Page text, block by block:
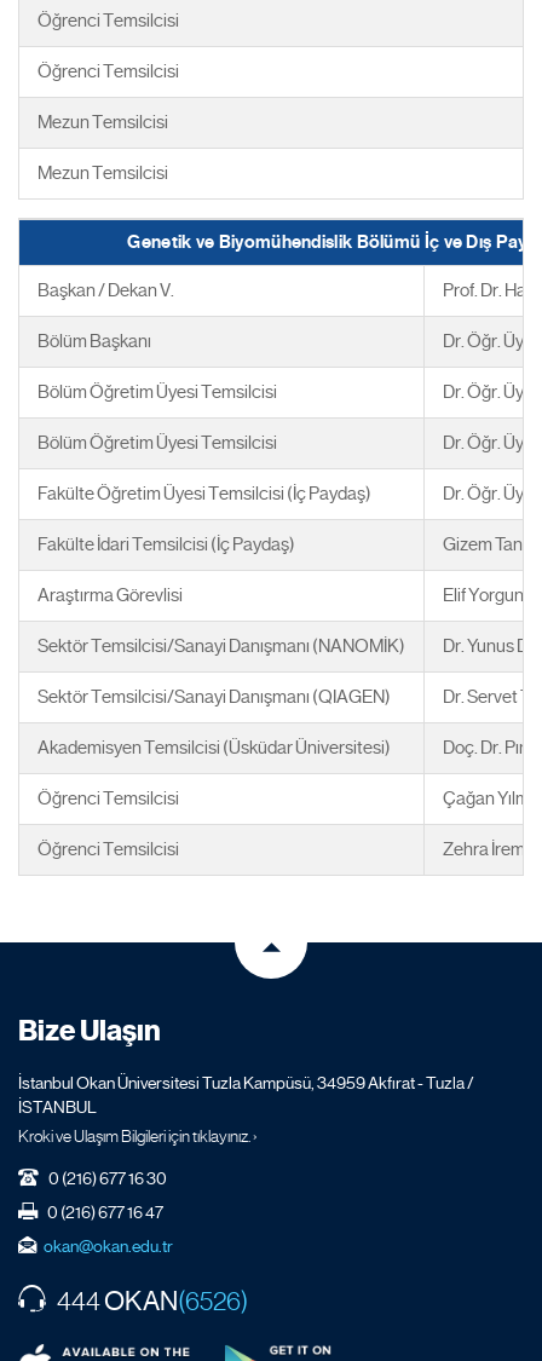
Öğrenci Temsilcisi
Öğrenci Temsilcisi
Mezun Temsilcisi
Mezun Temsilcisi
Genetik ve Biyomühendislik Bölümü İç ve Dış
Başkan / Dekan V. Prof. Dr.
Bölüm Başkanı Dr. Öğr.
Bölüm Öğretim Üyesi Temsilcisi Dr. Öğr.
Bölüm Öğretim Üyesi Temsilcisi Dr. Öğr.
Fakülte Öğretim Üyesi Temsilcisi (İç Paydaş) Dr. Öğr.
Fakülte İdari Temsilcisi (İç Paydaş) Gizem Tan
Araştırma Görevlisi Elif Yorgun
Sektör Temsilcisi/Sanayi Danışmanı (NANOMİK) Dr. Yunus
Sektör Temsilcisi/Sanayi Danışmanı (QIAGEN) Dr. Servet
Akademisyen Temsilcisi (Üsküdar Üniversitesi) Doç. Dr.
Öğrenci Temsilcisi Çağan
Öğrenci Temsilcisi Zehra İrem
Bize Ulaşın
İstanbul Okan Üniversitesi Tuzla Kampüsü, 34959 Akfırat - Tuzla /
İSTANBUL
Kroki ve Ulaşım Bilgileri için tıklayınız. ›
0 (216) 677 16 30
0 (216) 677 16 47
okan@okan.edu.tr
444OKAN(6526)